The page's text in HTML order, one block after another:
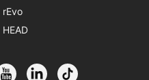
rEvo
HEAD